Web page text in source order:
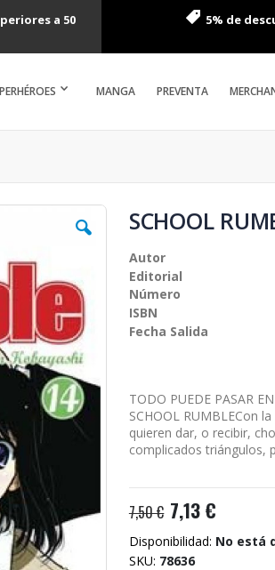
a 50
5% de
MANGA PREVENTA
SCHOOL
Autor
Editorial
Número
ISBN
Fecha Salida
TODO PUEDE PASAR
SCHOOL RUMBLECon
quieren dar, o recibir,
complicados triángulos,
7,50 € 7,13 €
Disponibilidad: No está
SKU 78636